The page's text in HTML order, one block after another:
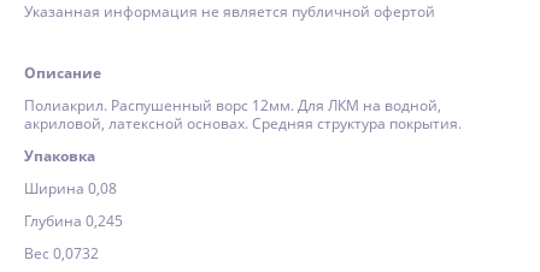
Указанная информация не является публичной офертой
Описание
Полиакрил. Распушенный ворс 12мм. Для ЛКМ на водной,
акриловой, латексной основах. Средняя структура покрытия.
Упаковка
Ширина 0,08
Глубина 0,245
Вес 0,0732